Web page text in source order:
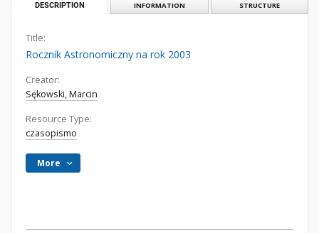
DESCRIPTION INFORMATION STRUCTURE
Title:
Rocznik Astronomiczny na rok 2003
Creator:
Sękowski, Marcin
Resource Type:
czasopismo
More